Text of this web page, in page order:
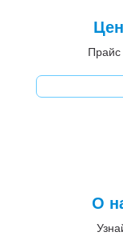
Прайс
О